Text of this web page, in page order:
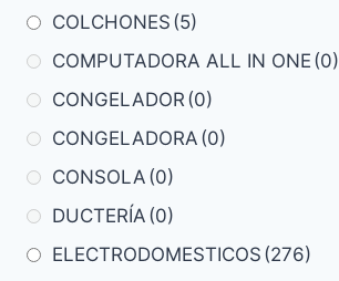
COLCHONES (5)
COMPUTADORA ALL IN ONE (0)
CONGELADOR(0)
CONGELADORA (0)
CONSOLA (0)
DUCTERÍA (0)
ELECTRODOMESTICOS (276)